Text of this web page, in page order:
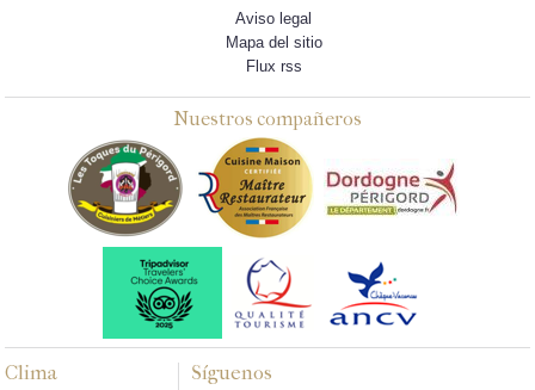
Aviso legal
Mapa del sitio
Flux rss
Nuestros compañeros
Clima Síguenos